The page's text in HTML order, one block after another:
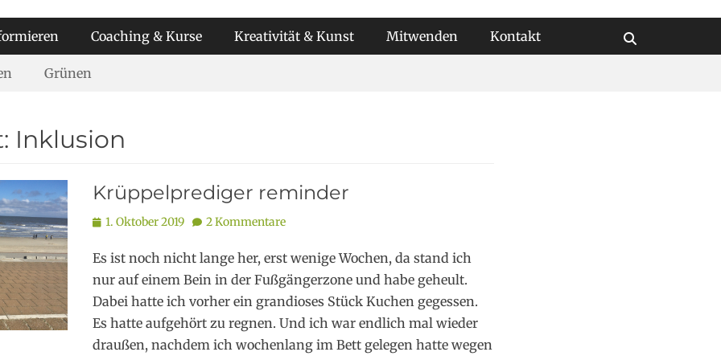
Coaching & Kurse Kreativität & Kunst Mitwenden Kontakt
Grünen
Inklusion
Krüppelprediger reminder
Posted
1. Oktober 2019 2 Kommentare
Es ist noch nicht lange her, erst wenige Wochen, da stand ich
nur auf einem Bein in der Fußgängerzone und habe geheult.
Dabei hatte ich vorher ein grandioses Stück Kuchen gegessen.
Es hatte aufgehört zu regnen. Und ich war endlich mal wieder
draußen, nachdem ich wochenlang im Bett gelegen hatte wegen